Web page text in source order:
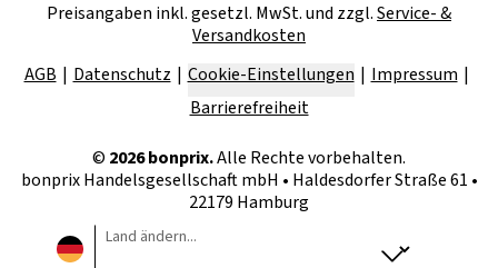
Preisangaben inkl. gesetzl. MwSt. und zzgl.Service- &
Versandkosten
AGB
Datenschutz Cookie-Einstellungen
Impressum
Barrierefreiheit
© 2026bonprix.Alle Rechte vorbehalten.
bonprix Handelsgesellschaft mbH • Haldesdorfer Straße 61 •
22179 Hamburg
Land ändern...